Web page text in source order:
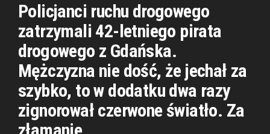
Policjanci ruchu drogowego
zatrzymali 42-letniego pirata
drogowego z Gdańska.
Mężczyzna nie dość, że jechał za
szybko, to w dodatku dwa razy
zignorował czerwone światło. Za